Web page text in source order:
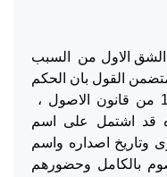
الشق الاول من السبب
القول بان الحكم
مخالفا لإحكام المادتين 174 و 175 من قانون الاصول ،
قد اشتمل على اسم
وتاريخ اصداره واسم
بالكامل وحضورهم